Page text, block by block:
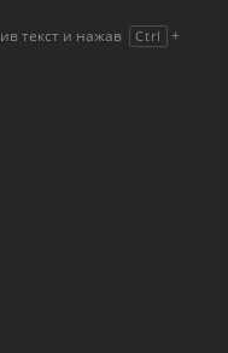
текст и нажав Ctrl +